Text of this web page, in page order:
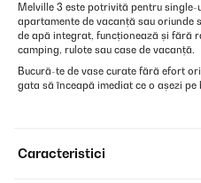
Melville 3 este potrivită pentru
apartamente de vacanță sau oriunde
de apă integrat, funcționează și fără
camping, rulote sau case de vacanță.
Bucură-te de vase curate fără efort
gata să înceapă imediat ce o așezi pe
Caracteristici